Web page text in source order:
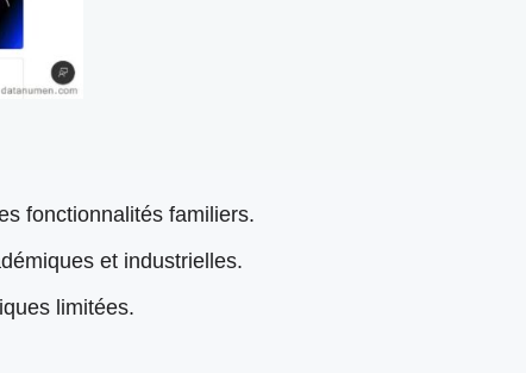
fonctionnalités familiers.
et industrielles.
limitées.